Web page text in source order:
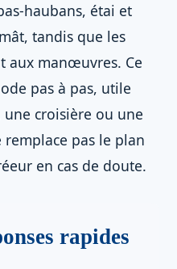
haubans, étai et
tandis que les
aux manœuvres. Ce
pas à pas, utile
une croisière ou une
pas le plan
en cas de doute.
rapides